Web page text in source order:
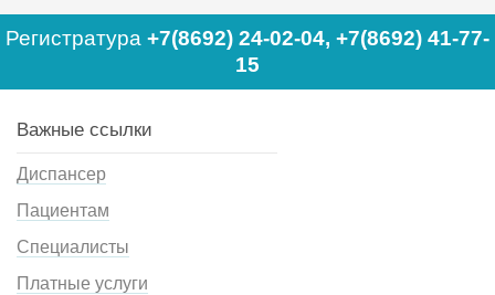
Регистратура +7(8692) 24-02-04, +7(8692) 41-77-
15
Важные ссылки
Диспансер
Пациентам
Специалисты
Платные услуги